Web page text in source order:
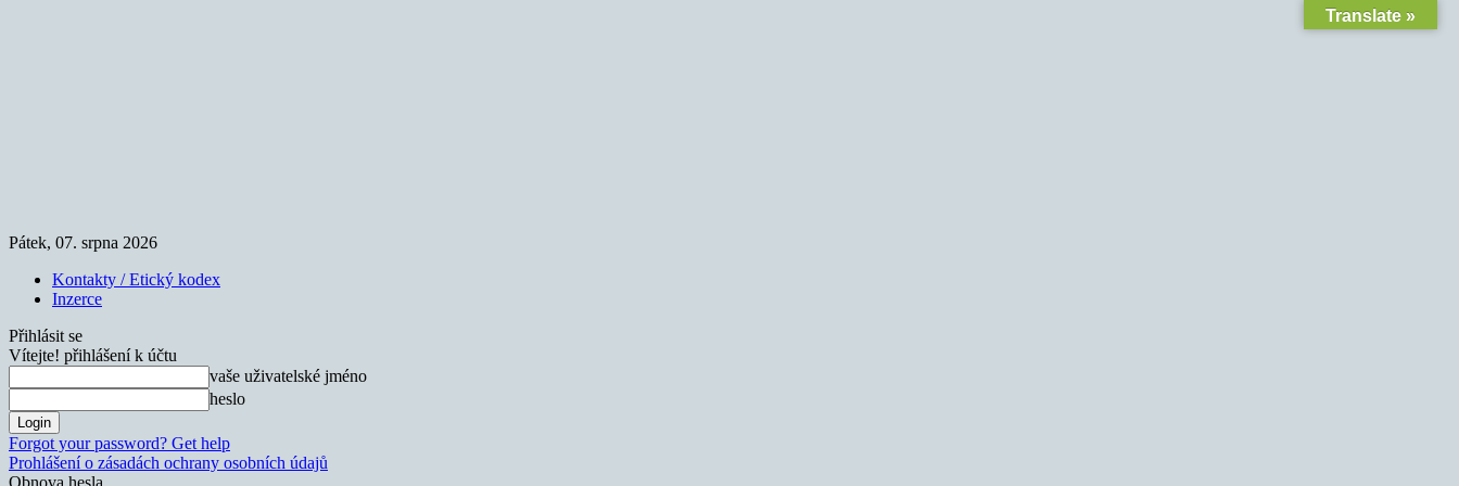
Pátek, 07. srpna 2026
Kontakty / Etický kodex
Inzerce
Přihlásit se
Vítejte! přihlášení k účtu
vaše uživatelské jméno
heslo
Forgot your password? Get help
Prohlášení o zásadách ochrany osobních údajů
Obnova hesla
Translate »